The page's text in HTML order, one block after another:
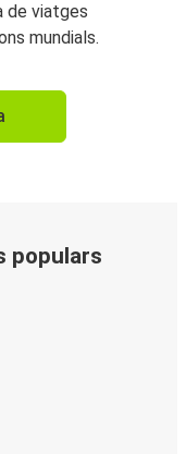
de viatges
mundials.
populars